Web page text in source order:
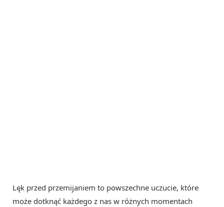
Lęk przed przemijaniem to powszechne uczucie, które
może dotknąć każdego z nas w różnych momentach